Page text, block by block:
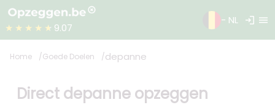
★★★★★ 9.07
- NL login menu
Home Goede Doelen depanne
Direct depanne opzeggen